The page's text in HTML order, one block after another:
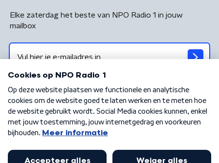
Elke zaterdag het beste van NPO Radio 1 in jouw
mailbox
Algemene voorwaarden